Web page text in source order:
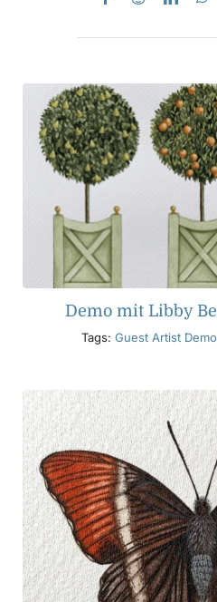
Demo mit Libby
Tags: Guest Artist